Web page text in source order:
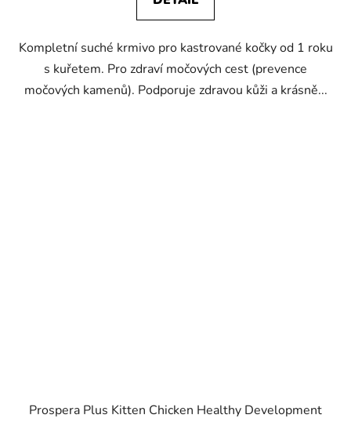
Kompletní suché krmivo pro kastrované kočky od 1 roku
s kuřetem. Pro zdraví močových cest (prevence
močových kamenů). Podporuje zdravou kůži a krásně...
Prospera Plus Kitten Chicken Healthy Development